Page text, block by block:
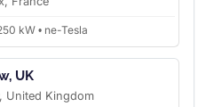
kW • ne-Tesla
UK
United Kingdom